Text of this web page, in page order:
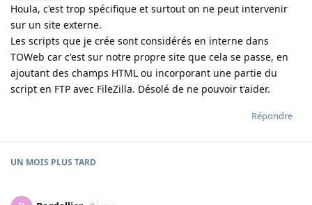
Houla, c'est trop spécifique et surtout on ne peut intervenir
sur un site externe.
Les scripts que je crée sont considérés en interne dans
TOWeb car c'est sur notre propre site que cela se passe, en
ajoutant des champs HTML ou incorporant une partie du
script en FTP avec FileZilla. Désolé de ne pouvoir t'aider.
Répondre
UN MOIS PLUS TARD